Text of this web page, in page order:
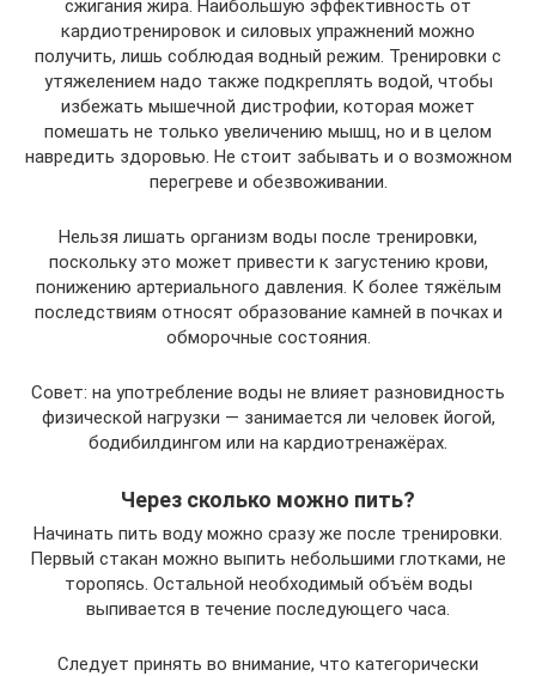
сжигания жира. Наибольшую эффективность от
кардиотренировок и силовых упражнений можно
получить, лишь соблюдая водный режим. Тренировки с
утяжелением надо также подкреплять водой, чтобы
избежать мышечной дистрофии, которая может
помешать не только увеличению мышц, но и в целом
навредить здоровью. Не стоит забывать и о возможном
перегреве и обезвоживании.
Нельзя лишать организм воды после тренировки,
поскольку это может привести к загустению крови,
понижению артериального давления. К более тяжёлым
последствиям относят образование камней в почках и
обморочные состояния.
Совет: на употребление воды не влияет разновидность
физической нагрузки — занимается ли человек йогой,
бодибилдингом или на кардиотренажёрах.
Через сколько можно пить?
Начинать пить воду можно сразу же после тренировки.
Первый стакан можно выпить небольшими глотками, не
торопясь. Остальной необходимый объём воды
выпивается в течение последующего часа.
Следует принять во внимание, что категорически